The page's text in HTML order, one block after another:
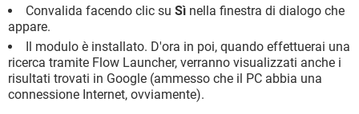
Convalida facendo clic su Sì nella finestra di dialogo che
appare.
Il modulo è installato. D'ora in poi, quando effettuerai una
ricerca tramite Flow Launcher, verranno visualizzati anche i
risultati trovati in Google (ammesso che il PC abbia una
connessione Internet, ovviamente).